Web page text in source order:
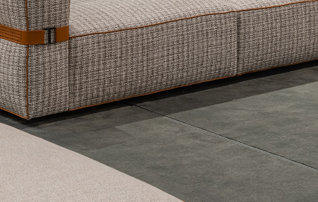
de Privacidad de Turri srl de conformidad con el art. 13 del
datos personales con la finalidad de recibir newsletters y fines
Copiar link
Whatsapp
contraseña. Para verlo, introduzca su contraseña a continuación:
DESCARGAR